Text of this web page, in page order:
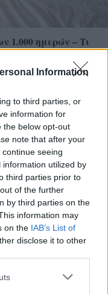
Information
to third parties, or
information for
the below opt-out
note that after your
seeing
utilized by
third parties prior to
of the further
by third parties on the
information may
on the IAB’s List of
disclose it to other
one or more Google
1.000 ημερών – Τι
τους κωδικούς σου;